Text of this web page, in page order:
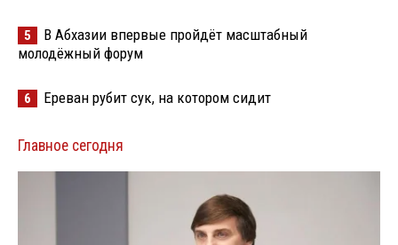
5
В Абхазии впервые пройдёт масштабный
молодёжный форум
6 Ереван рубит сук, на котором сидит
Главное сегодня